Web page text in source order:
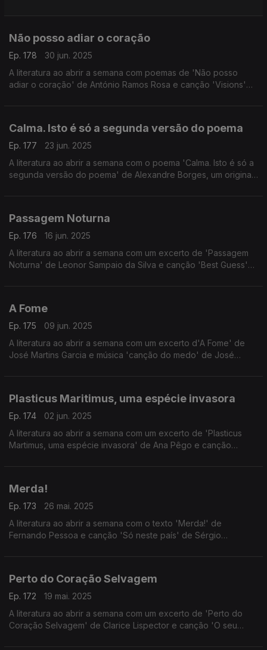
Não posso adiar o coração
Ep. 178
30 jun. 2025
A literatura ao abrir a semana com poemas de 'Não posso
adiar o coração' de António Ramos Rosa e canção 'Visions'
Calma. Isto é só a segunda versão do poema
Ep. 177
23 jun. 2025
A literatura ao abrir a semana com o poema 'Calma. Isto é só a
segunda versão do poema' de Alexandre Borges, um original
Passagem Noturna
Ep. 176
16 jun. 2025
A literatura ao abrir a semana com um excerto de 'Passagem
Noturna' de Leonor Sampaio da Silva e canção 'Best Guess'
A Fome
Ep. 175
09 jun. 2025
A literatura ao abrir a semana com um excerto d'A Fome' de
José Martins Garcia e música 'canção do medo' de José
Plasticus Maritimus, uma espécie invasora
Ep. 174
02 jun. 2025
A literatura ao abrir a semana com um excerto de 'Plasticus
Martimus, uma espécie invasora' de Ana Pêgo e canção
Merda!
Ep. 173
26 mai. 2025
A literatura ao abrir a semana com o texto 'Merda!' de
Fernando Pessoa e canção 'Só neste país' de Sérgio
Perto do Coração Selvagem
Ep. 172
19 mai. 2025
A literatura ao abrir a semana com um excerto de 'Perto do
Coração Selvagem' de Clarice Lispector e canção 'O seu